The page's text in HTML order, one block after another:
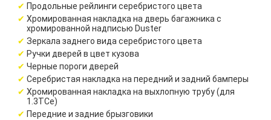
Продольные рейлинги серебристого цвета
Хромированная накладка на дверь багажника с
хромированной надписью Duster
Зеркала заднего вида серебристого цвета
Ручки дверей в цвет кузова
Черные пороги дверей
Серебристая накладка на передний и задний бамперы
Хромированная накладка на выхлопную трубу (для
1.3TCe)
Передние и задние брызговики